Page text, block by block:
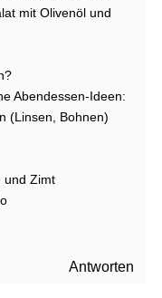
mit Olivenöl und
Abendessen-Ideen:
(Linsen, Bohnen)
und Zimt
Antworten